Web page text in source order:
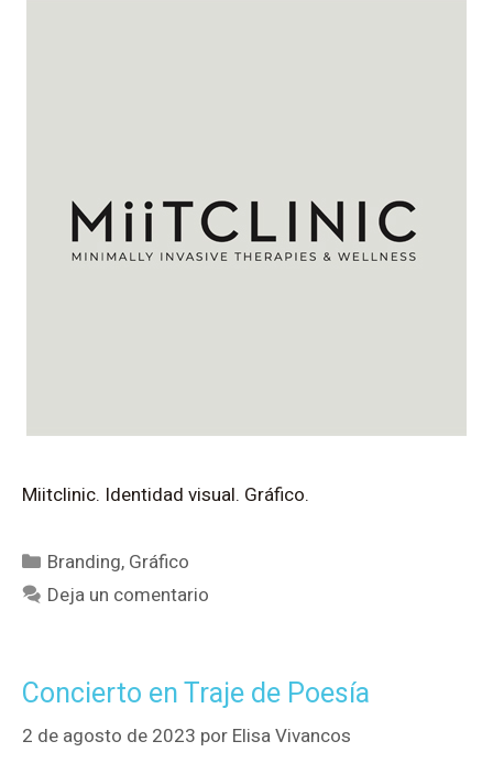
Miitclinic. Identidad visual. Gráfico.
Branding, Gráfico
Deja un comentario
Concierto en Traje de Poesía
2 de agosto de 2023 por Elisa Vivancos